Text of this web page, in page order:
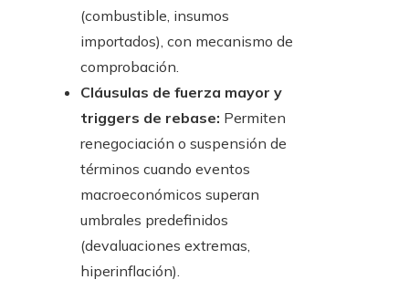
(combustible, insumos
importados), con mecanismo de
comprobación.
Cláusulas de fuerza mayor y
triggers de rebase: Permiten
renegociación o suspensión de
términos cuando eventos
macroeconómicos superan
umbrales predefinidos
(devaluaciones extremas,
hiperinflación).